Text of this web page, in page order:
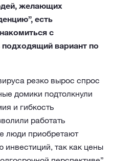
желающих
есть
с
вариант по
резко вырос спрос
домики подтолкнули
и гибкость
работать
люди приобретают
инвестиций, так как цены